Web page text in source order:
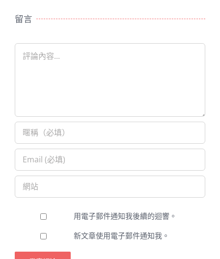
新文章使用電子郵件通知我。